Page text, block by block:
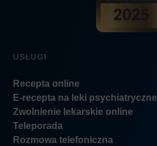
USŁUGI
Recepta online
E-recepta na leki psychiatryczne
Zwolnienie lekarskie online
Teleporada
Rozmowa telefoniczna